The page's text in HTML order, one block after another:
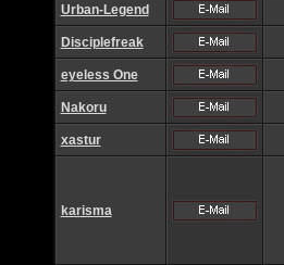
Urban-Legend
Disciplefreak
eyeless One
Nakoru
xastur
karisma